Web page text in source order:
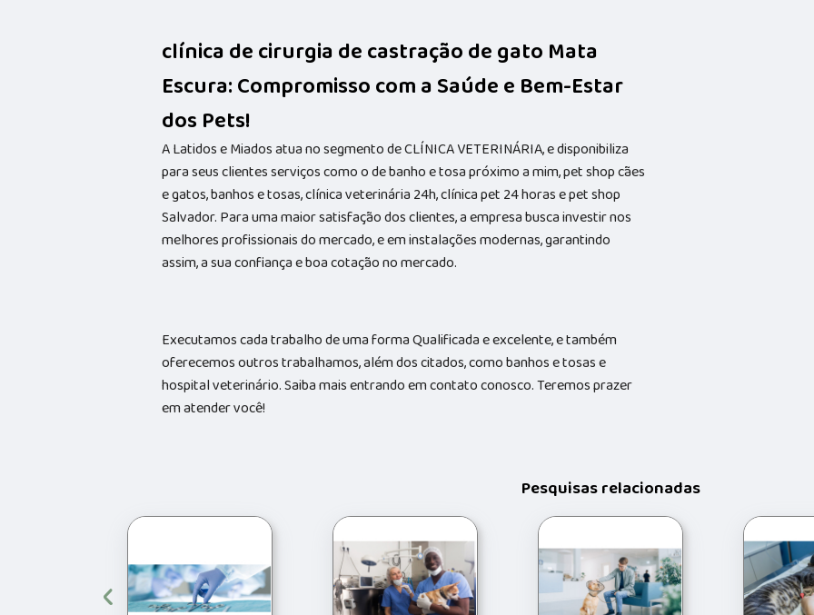
clínica de cirurgia de castração de gato Mata
Escura: Compromisso com a Saúde e Bem-Estar
dos Pets!
A Latidos e Miados atua no segmento de CLÍNICA VETERINÁRIA, e disponibiliza
para seus clientes serviços como o de banho e tosa próximo a mim, pet shop cães
e gatos, banhos e tosas, clínica veterinária 24h, clínica pet 24 horas e pet shop
Salvador. Para uma maior satisfação dos clientes, a empresa busca investir nos
melhores profissionais do mercado, e em instalações modernas, garantindo
assim, a sua confiança e boa cotação no mercado.
Executamos cada trabalho de uma forma Qualificada e excelente, e também
oferecemos outros trabalhamos, além dos citados, como banhos e tosas e
hospital veterinário. Saiba mais entrando em contato conosco. Teremos prazer
em atender você!
Pesquisas relacionadas
‹